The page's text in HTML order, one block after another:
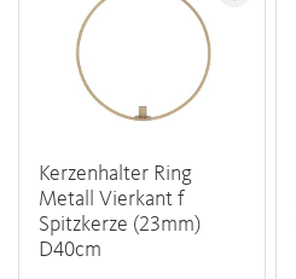
Kerzenhalter Ring
Metall Vierkant f
Spitzkerze (23mm)
D40cm